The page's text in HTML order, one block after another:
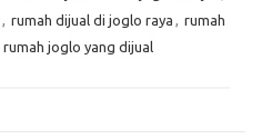
, rumah dijual di joglo raya , rumah
rumah joglo yang dijual